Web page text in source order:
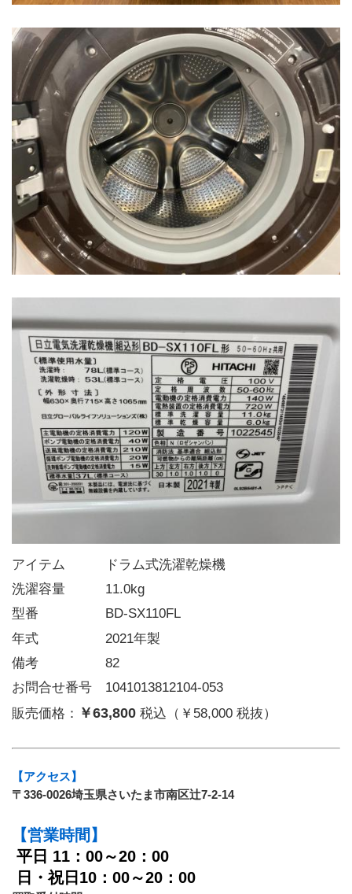
アイテム   ドラム式洗濯乾燥機
洗濯容量   11.0kg
型番     BD-SX110FL
年式     2021年製
備考     82
お問合せ番号 1041013812104-053
販売価格： ￥63,800 税込（￥58,000 税抜）
【アクセス】
〒336-0026埼玉県さいたま市南区辻7-2-14
【営業時間】
平日 11：00～20：00
日・祝日10：00～20：00